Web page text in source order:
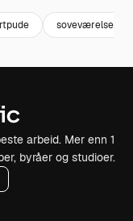
arbeid. Mer enn 1
byråer og studioer.